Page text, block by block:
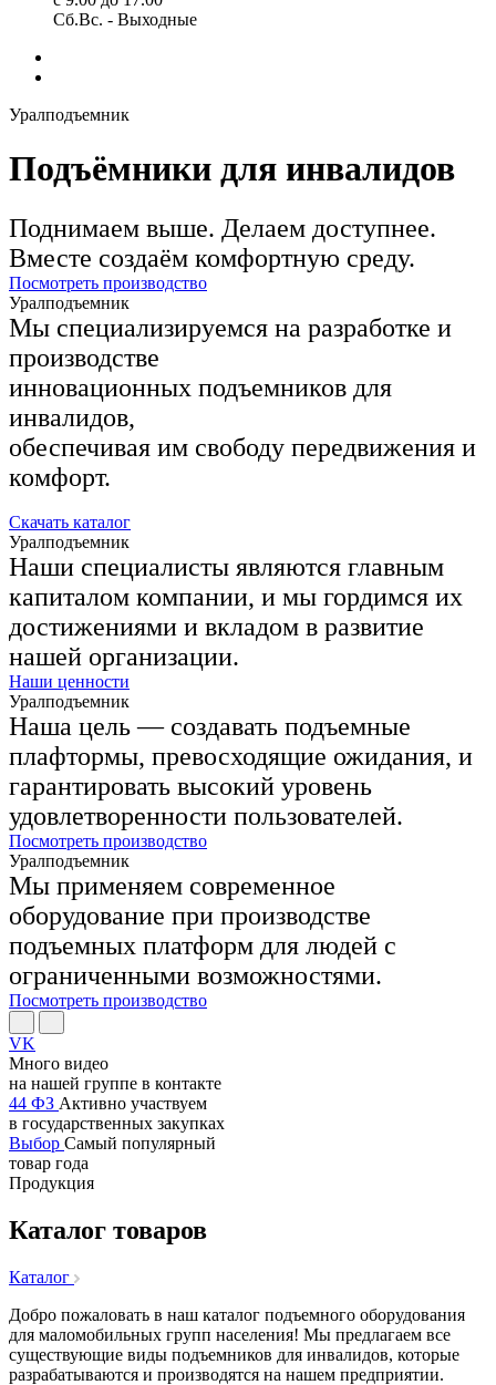
Сб.Вс. - Выходные
Уралподъемник
Подъёмники для инвалидов
Поднимаем выше. Делаем доступнее.
Вместе создаём комфортную среду.
Посмотреть производство
Уралподъемник
Мы специализируемся на разработке и
производстве
инновационных подъемников для
инвалидов,
обеспечивая им свободу передвижения и
комфорт.
Скачать каталог
Уралподъемник
Наши специалисты являются главным
капиталом компании, и мы гордимся их
достижениями и вкладом в развитие
нашей организации.
Наши ценности
Уралподъемник
Наша цель — создавать подъемные
плафтормы, превосходящие ожидания, и
гарантировать высокий уровень
удовлетворенности пользователей.
Посмотреть производство
Уралподъемник
Мы применяем современное
оборудование при производстве
подъемных платформ для людей с
ограниченными возможностями.
Посмотреть производство
VK
Много видео
на нашей группе в контакте
44 ФЗ Активно участвуем
в государственных закупках
Выбор Самый популярный
товар года
Продукция
Каталог товаров
Каталог
Добро пожаловать в наш каталог подъемного оборудования
для маломобильных групп населения! Мы предлагаем все
существующие виды подъемников для инвалидов, которые
разрабатываются и производятся на нашем предприятии.